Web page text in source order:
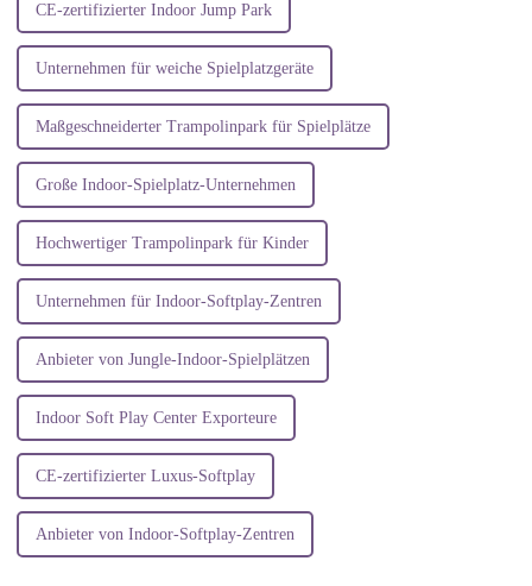
CE-zertifizierter Indoor Jump Park
Unternehmen für weiche Spielplatzgeräte
Maßgeschneiderter Trampolinpark für Spielplätze
Große Indoor-Spielplatz-Unternehmen
Hochwertiger Trampolinpark für Kinder
Unternehmen für Indoor-Softplay-Zentren
Anbieter von Jungle-Indoor-Spielplätzen
Indoor Soft Play Center Exporteure
CE-zertifizierter Luxus-Softplay
Anbieter von Indoor-Softplay-Zentren